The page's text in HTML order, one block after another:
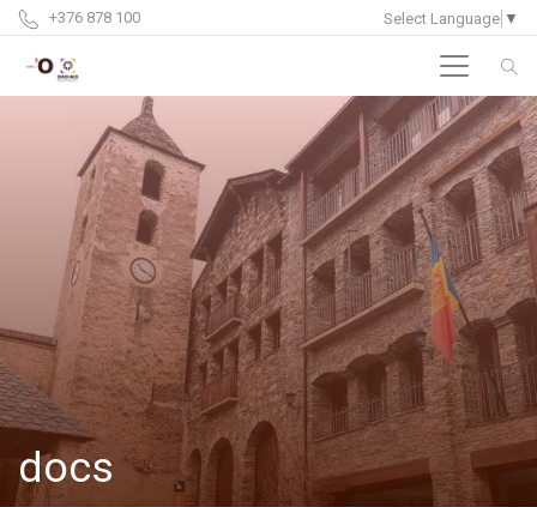
+376 878 100 Select Language ▼
docs